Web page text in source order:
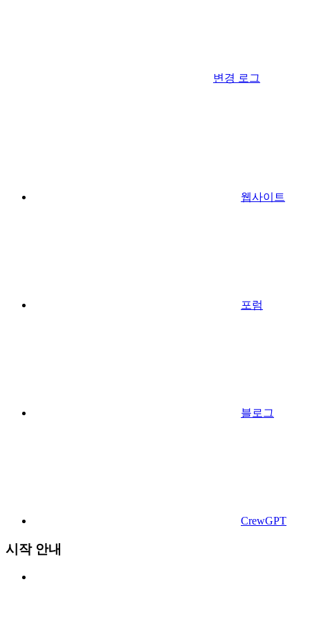
변경 로그
웹사이트
포럼
블로그
CrewGPT
시작 안내